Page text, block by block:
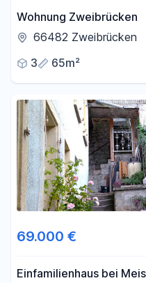
Wohnung Zweibrücken
66482 Zweibrücken
3
65m²
69.000 €
Einfamilienhaus bei